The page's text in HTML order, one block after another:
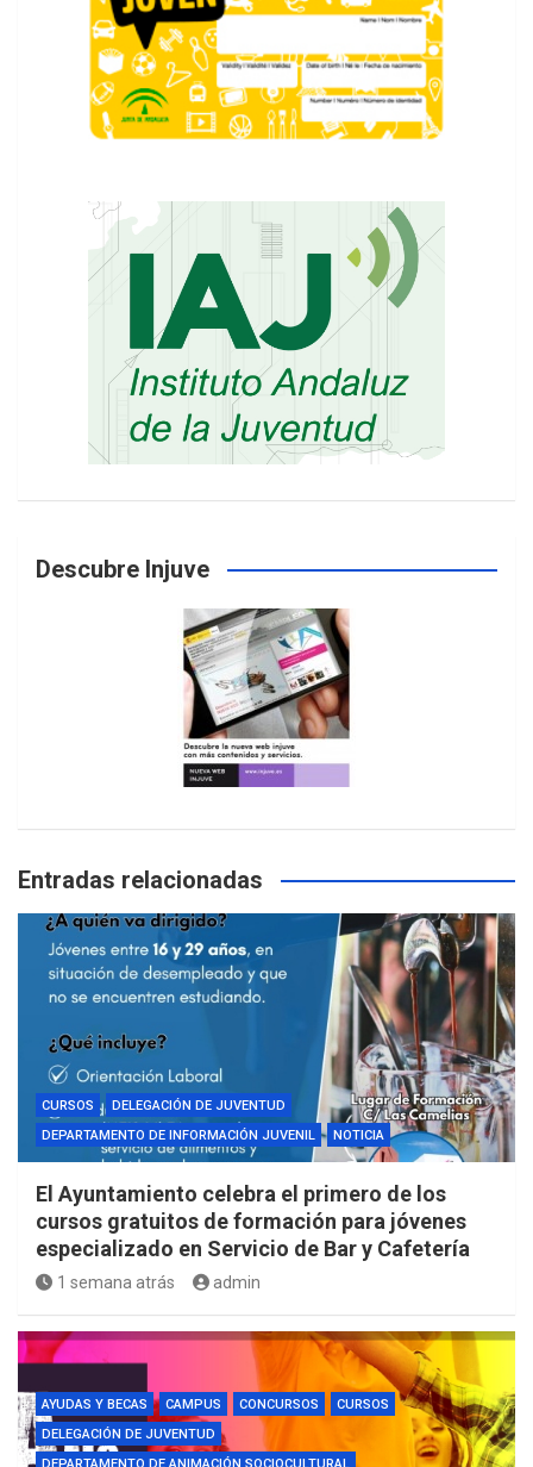
Descubre Injuve
Entradas relacionadas
CURSOS
DELEGACIÓN DE JUVENTUD
DEPARTAMENTO DE INFORMACIÓN JUVENIL
NOTICIA
El Ayuntamiento celebra el primero de los
cursos gratuitos de formación para jóvenes
especializado en Servicio de Bar y Cafetería
1 semana atrás admin
AYUDAS Y BECAS CAMPUS CONCURSOS
CURSOS
DELEGACIÓN DE JUVENTUD